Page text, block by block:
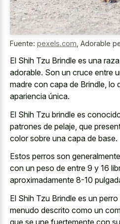
Fuente: pexels.com Adorable
El Shih Tzu Brindle es una
adorable. Son un cruce entre
madre con capa de Brindle, lo
apariencia única.
El Shih Tzu brindle es
patrones de pelaje, que
color sobre una capa de base.
Estos perros son
con un peso de entre 9 y 16
aproximadamente 8-10
El Shih Tzu Brindle es un
menudo descrito como un
que se une fuertemente con